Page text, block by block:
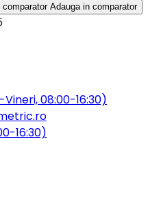
Adauga in comparator
Vineri, 08:00-16:30)
16:30)